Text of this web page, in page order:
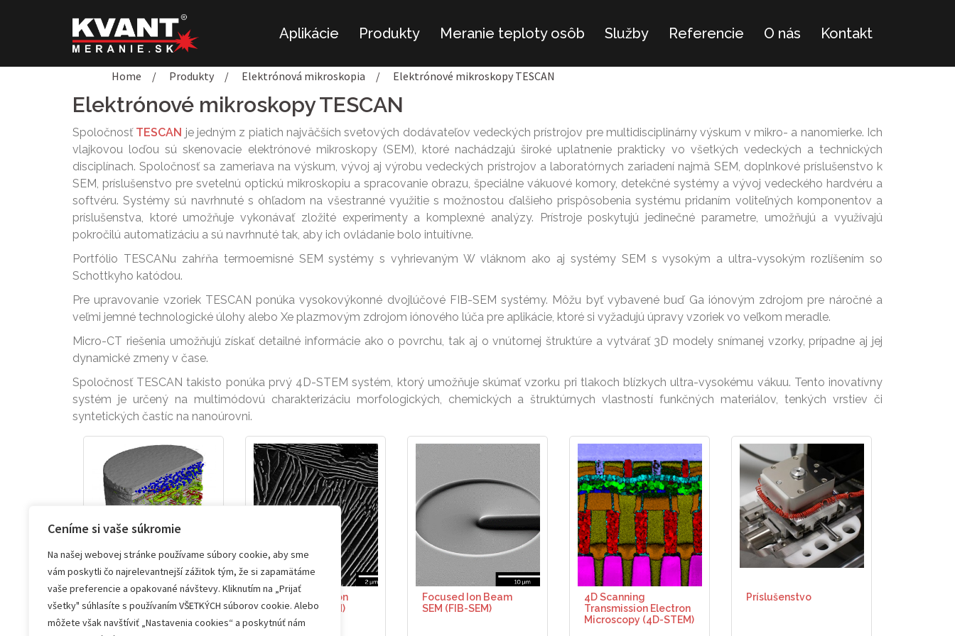
Ceníme si vaše súkromie
Na našej webovej stránke používame súbory cookie, aby sme
vám poskytli čo najrelevantnejší zážitok tým, že si zapamätáme
vaše preferencie a opakované návštevy. Kliknutím na „Prijať
všetky" súhlasíte s používaním VŠETKÝCH súborov cookie. Alebo
môžete však navštíviť „Nastavenia cookies“ a poskytnúť nám
Aplikácie Produkty Meranie teploty osôb Služby Referencie O nás Kontakt
Home / Produkty / Elektrónová mikroskopia / Elektrónové mikroskopy TESCAN
Elektrónové mikroskopy TESCAN
Spoločnosť TESCAN je jedným z piatich najväčších svetových dodávateľov vedeckých prístrojov pre multidisciplinárny výskum v mikro- a nanomierke. Ich
vlajkovou loďou sú skenovacie elektrónové mikroskopy (SEM), ktoré nachádzajú široké uplatnenie prakticky vo všetkých vedeckých a technických
disciplínach. Spoločnosť sa zameriava na výskum, vývoj aj výrobu vedeckých prístrojov a laboratórnych zariadení najmä SEM, doplnkové príslušenstvo k
SEM, príslušenstvo pre svetelnú optickú mikroskopiu a spracovanie obrazu, špeciálne vákuové komory, detekčné systémy a vývoj vedeckého hardvéru a
softvéru. Systémy sú navrhnuté s ohľadom na všestranné využitie s možnostou ďalšieho prispôsobenia systému pridaním voliteľných komponentov a
príslušenstva, ktoré umožňuje vykonávať zložité experimenty a komplexné analýzy. Prístroje poskytujú jedinečné parametre, umožňujú a využívajú
pokročilú automatizáciu a sú navrhnuté tak, aby ich ovládanie bolo intuitívne.
Portfólio TESCANu zahŕňa termoemisné SEM systémy s vyhrievaným W vláknom ako aj systémy SEM s vysokým a ultra-vysokým rozlíšením so
Schottkyho katódou.
Pre upravovanie vzoriek TESCAN ponúka vysokovýkonné dvojlúčové FIB-SEM systémy. Môžu byť vybavené buď Ga iónovým zdrojom pre náročné a
veľmi jemné technologické úlohy alebo Xe plazmovým zdrojom iónového lúča pre aplikácie, ktoré si vyžadujú úpravy vzoriek vo veľkom meradle.
Micro-CT riešenia umožňujú získať detailné informácie ako o povrchu, tak aj o vnútornej štruktúre a vytvárať 3D modely snímanej vzorky, prípadne aj jej
dynamické zmeny v čase.
Spoločnosť TESCAN takisto ponúka prvý 4D-STEM systém, ktorý umožňuje skúmať vzorku pri tlakoch blízkych ultra-vysokému vákuu. Tento inovatívny
systém je určený na multimódovú charakterizáciu morfologických, chemických a štruktúrnych vlastností funkčných materiálov, tenkých vrstiev či
syntetických častíc na nanoúrovni.
Micro-Computed
Tomography (micro-
CT)
Scanning Electron
Microscopy (SEM)
Focused Ion Beam
SEM (FIB-SEM)
4D Scanning
Transmission Electron
Microscopy (4D-STEM)
Príslušenstvo